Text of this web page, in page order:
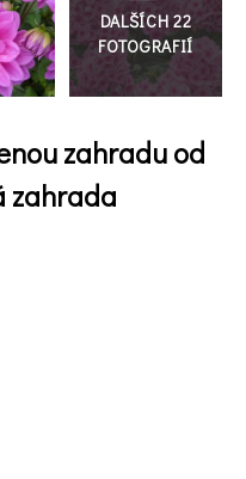
galerie
zahradu od
zahrada